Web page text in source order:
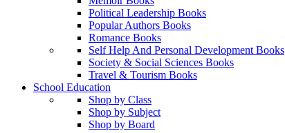
Political Leadership Books
Popular Authors Books
Romance Books
Self Help And Personal Development Books
Society & Social Sciences Books
Travel & Tourism Books
School Education
Shop by Class
Shop by Subject
Shop by Board